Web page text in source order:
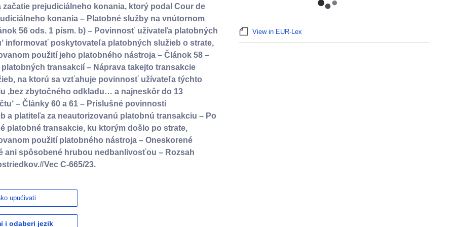
začatie prejudiciálneho konania, ktorý podal Cour de
konania – Platobné služby na vnútornom
56 ods. 1 písm. b) – Povinnosť užívateľa platobných
informovať poskytovateľa platobných služieb o strate,
použití jeho platobného nástroja – Článok 58 –
transakcií – Náprava takejto transakcie
na ktorú sa vzťahuje povinnosť užívateľa týchto
‚bez zbytočného odkladu… a najneskôr do 13
– Články 60 a 61 – Príslušné povinnosti
a platiteľa za neautorizovanú platobnú transakciu – Po
platobné transakcie, ku ktorým došlo po strate,
použití platobného nástroja – Oneskorené
ani spôsobené hrubou nedbanlivosťou – Rozsah
C-665/23.
upućivati
i odaberi jezik
View in EUR-Lex